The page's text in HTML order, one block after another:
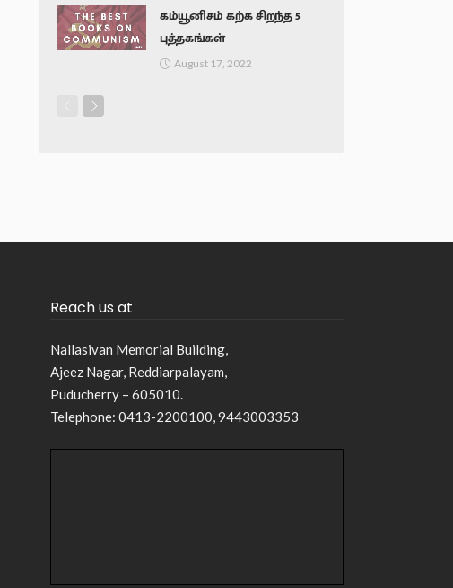
கம்யூனிசம் கற்க சிறந்த 5
புத்தகங்கள்
August 17, 2022
Reach us at
Nallasivan Memorial Building,
Ajeez Nagar, Reddiarpalayam,
Puducherry – 605010.
Telephone: 0413-2200100, 9443003353